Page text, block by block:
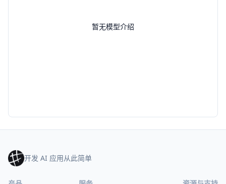
暂无模型介绍
开发 AI 应用从此简单